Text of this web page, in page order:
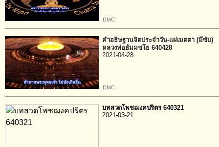
DMC
คำอธิษฐานจิตประจำวัน-แผ่เมตตา (มีซับ)
หลวงพ่อธัมมชโย 640428
2021-04-28
DMC
บทสวดโพชฌงคปริตร 640321
2021-03-21